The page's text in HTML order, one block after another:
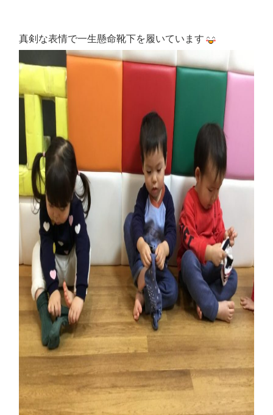
真剣な表情で一生懸命靴下を履いています